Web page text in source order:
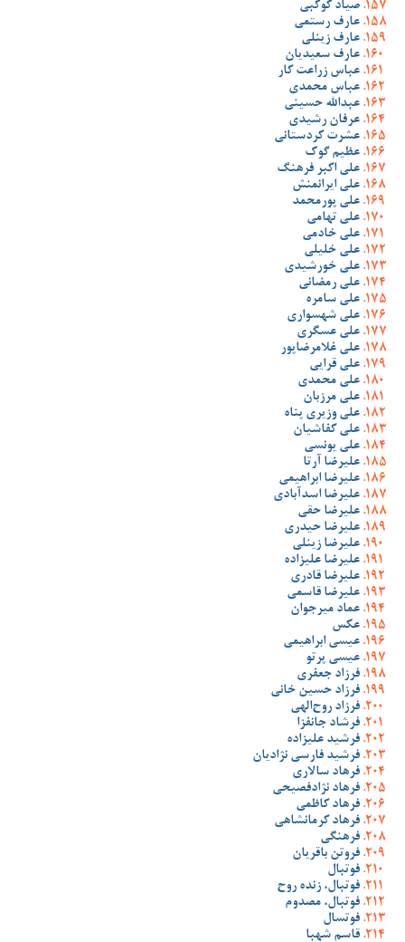
صیاد کوکبی
عارف رستمی
عارف زینلی
عارف سعیدیان
عباس زراعت کار
عباس محمدی
عبدالله حسینی
عرفان رشیدی
عشرت کردستانی
عظیم گوک
علی اکبر فرهنگ
علی ایرانمنش
علی پورمحمد
علی تهامی
علی خادمی
علی خلیلی
علی خورشیدی
علی رمضانی
علی سامره
علی شهسواری
علی عسگری
علی غلامرضاپور
علی قرایی
علی محمدی
علی مرزبان
علی وزیری پناه
علی کفاشیان
علی یونسی
علیرضا آرتا
علیرضا ابراهیمی
علیرضا اسدآبادی
علیرضا حقی
علیرضا حیدری
علیرضا زینلی
علیرضا علیزاده
علیرضا قادری
علیرضا قاسمی
عماد میرجوان
عکس
عیسی ابراهیمی
عیسی پرتو
فرزاد جعفری
فرزاد حسین خانی
فرزاد روح‌الهی
فرشاد جانفزا
فرشید علیزاده
فرشید فارسی نژادیان
فرهاد سالاری
فرهاد نژادفصیحی
فرهاد کاظمی
فرهاد کرمانشاهی
فرهنگی
فروتن باقریان
فوتبال
فوتبال، زنده روح
فوتبال، مصدوم
فوتسال
قاسم شهبا